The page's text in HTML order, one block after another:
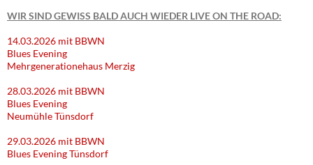
WIR SIND GEWISS BALD AUCH WIEDER LIVE ON THE ROAD:
14.03.2026 mit BBWN
Blues Evening
Mehrgenerationehaus Merzig
28.03.2026 mit BBWN
Blues Evening
Neumühle Tünsdorf
29.03.2026 mit BBWN
Blues Evening Tünsdorf